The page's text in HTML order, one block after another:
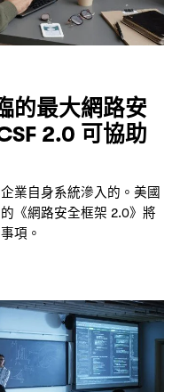
的最大網路安
2.0 可協助
業自身系統滲入的。美國
《網路安全框架 2.0》將
項。